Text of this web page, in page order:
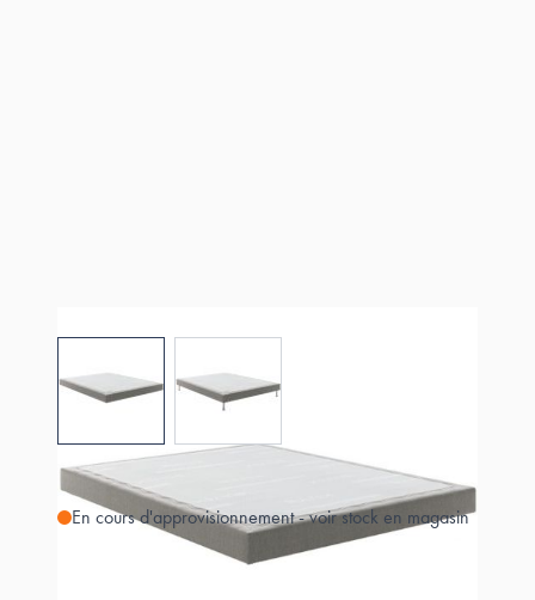
View larger imageView larger image
En cours d'approvisionnement - voir stock en magasin